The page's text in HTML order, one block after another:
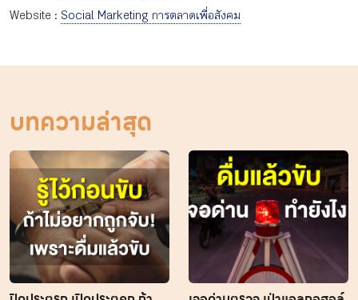
Website : Social Marketing การตลาดเพื่อสังคม
บทความล่าสุด